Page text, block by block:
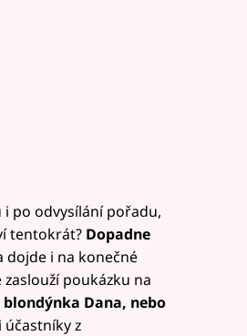
i po odvysílání pořadu,
tentokrát? Dopadne
i na konečné
poukázku na
Dana, nebo
účastníky z